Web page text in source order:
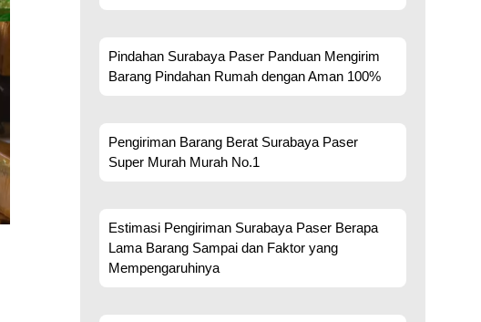
Pindahan Surabaya Paser Panduan Mengirim
Barang Pindahan Rumah dengan Aman 100%
Pengiriman Barang Berat Surabaya Paser
Super Murah Murah No.1
Estimasi Pengiriman Surabaya Paser Berapa
Lama Barang Sampai dan Faktor yang
Mempengaruhinya